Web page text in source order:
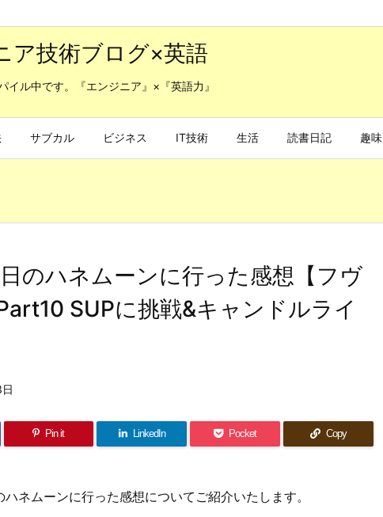
ア技術ブログ×英語
ル中です。『エンジニア』×『英語力』
サブカル ビジネス IT技術 生活 読書日記 趣味
のハネムーンに行った感想【フヴ
SUPに挑戦&キャンドルライ
Pin it LinkedIn Pocket Copy
ネムーンに行った感想についてご紹介いたします。